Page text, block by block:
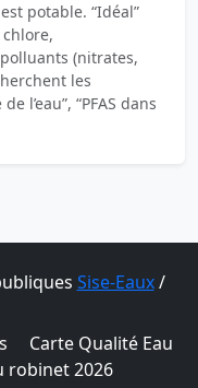
potable. “Idéal”
(nitrates,
les
l’eau”, “PFAS dans
Sise-Eaux/
Carte Qualité Eau
robinet 2026